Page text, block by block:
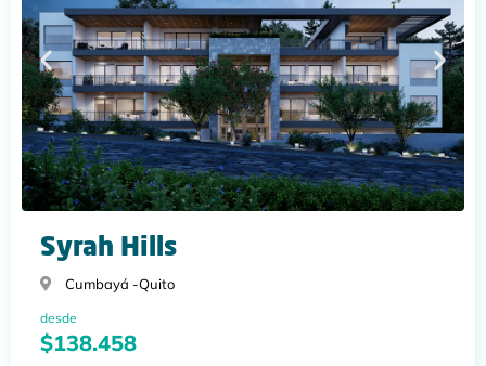
Syrah Hills
Cumbayá -Quito
desde
$138.458